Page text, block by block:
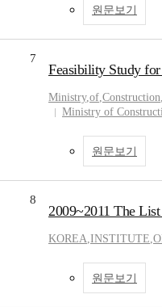
원문보기
7
Feasibility Study
Ministry,of,Construction
Ministry of
원문보기
8
2009~2011 The
KOREA,INSTITUTE,
원문보기